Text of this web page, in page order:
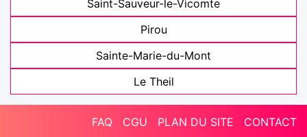
Saint-Sauveur-le-Vicomte
Pirou
Sainte-Marie-du-Mont
Le Theil
FAQ CGU PLAN DU SITE CONTACT